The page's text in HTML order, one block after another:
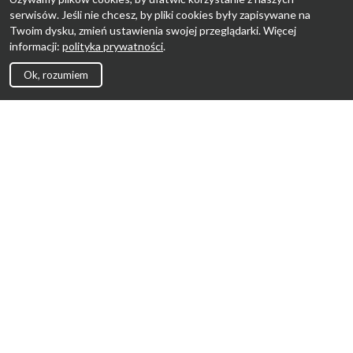
serwisów. Jeśli nie chcesz, by pliki cookies były zapisywane na
Twoim dysku, zmień ustawienia swojej przeglądarki. Więcej
informacji: polityka prywatności.
Ok, rozumiem